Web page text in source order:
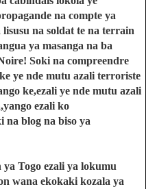
na compte ya
na soldat te na terrain
ya masanga na ba
Soki na compreendre
ye nde mutu azali terroriste
ke,ezali ye nde mutu azali
ezali ko
blog na biso ya
Togo ezali ya lokumu
wana ekokaki kozala ya